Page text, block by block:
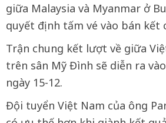
giữa Malaysia và Myanmar ở
quyết định tấm vé vào bán kết
Trận chung kết lượt về giữa
trên sân Mỹ Đình sẽ diễn ra
ngày 15-12.
Đội tuyển Việt Nam của ông